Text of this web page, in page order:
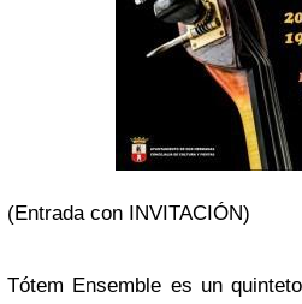
(Entrada con INVITACIÓN)
Tótem Ensemble es un